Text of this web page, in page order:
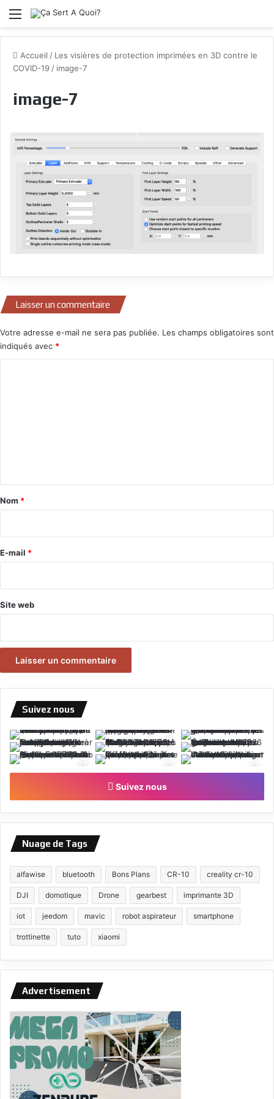
Menu
Accueil / Les visières de protection imprimées en 3D contre le
COVID-19 / image-7
image-7
Laisser un commentaire
Votre adresse e-mail ne sera pas publiée. Les champs obligatoires sont
indiqués avec *
a
e
Nom *
E-mail *
Site web
Suivez nous
Suivez nous
Nuage de Tags
alfawise bluetooth Bons Plans CR-10 creality cr-10
DJI domotique Drone gearbest imprimante 3D
iot jeedom mavic robot aspirateur smartphone
trottinette tuto xiaomi
Advertisement